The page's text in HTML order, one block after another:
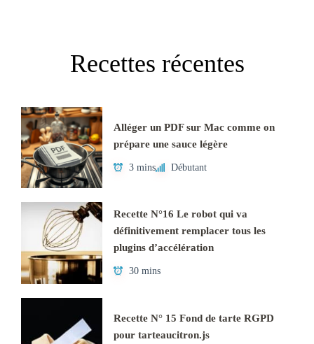
Recettes récentes
Alléger un PDF sur Mac comme on
prépare une sauce légère
3 mins Débutant
Recette N°16 Le robot qui va
définitivement remplacer tous les
plugins d’accélération
30 mins
Recette N° 15 Fond de tarte RGPD
pour tarteaucitron.js